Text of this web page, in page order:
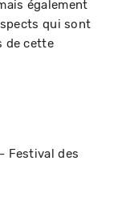
également
qui sont
de cette
Festival des